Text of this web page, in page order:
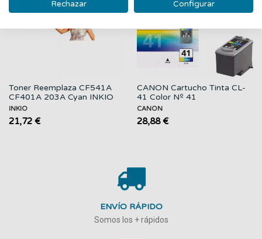
Toner Reemplaza CF541A
CF401A 203A Cyan INKIO
INKIO
21,72 €
CANON Cartucho Tinta CL-
41 Color Nº 41
CANON
28,88 €
ENVÍO RÁPIDO
Somos los + rápidos
Rechazar Configurar